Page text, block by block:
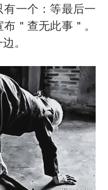
一个：等最后一
＂查无此事＂。
。